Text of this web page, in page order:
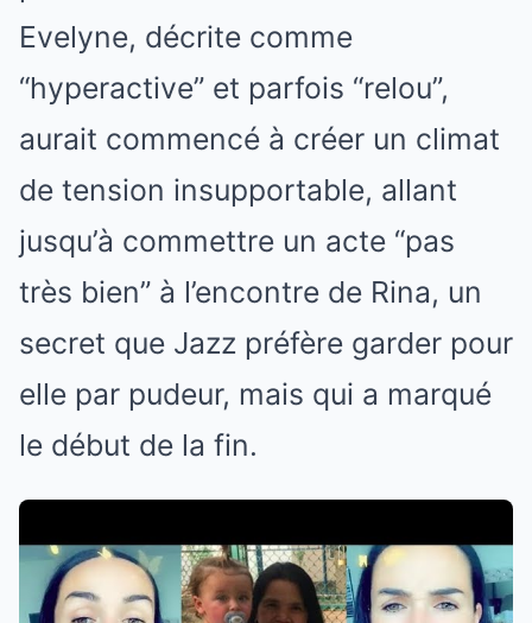
Evelyne, décrite comme
“hyperactive” et parfois “relou”,
aurait commencé à créer un climat
de tension insupportable, allant
jusqu’à commettre un acte “pas
très bien” à l’encontre de Rina, un
secret que Jazz préfère garder pour
elle par pudeur, mais qui a marqué
le début de la fin.